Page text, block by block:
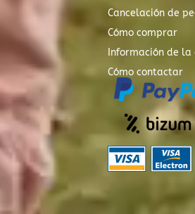
Cancelación de
Cómo comprar
Información de la
Cómo contactar